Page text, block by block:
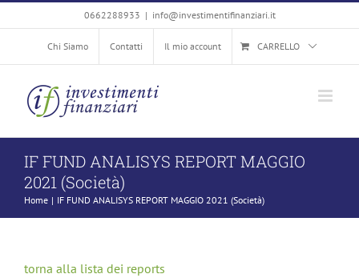
al
contenuto
0662288933 | info@investimentifinanziari.it
Chi Siamo Contatti Il mio account CARRELLO
IF FUND ANALISYS REPORT MAGGIO
2021 (Società)
Home IF FUND ANALISYS REPORT MAGGIO 2021 (Società)
torna alla lista dei reports